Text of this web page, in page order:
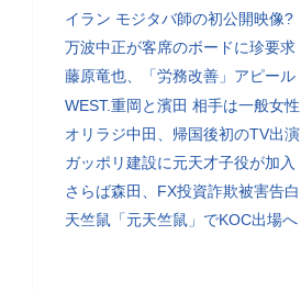
イラン モジタバ師の初公開映像?
万波中正が客席のボードに珍要求
藤原竜也、「労務改善」アピール
WEST.重岡と濱田 相手は一般女性
オリラジ中田、帰国後初のTV出演
ガッポリ建設に元天才子役が加入
さらば森田、FX投資詐欺被害告白
天竺鼠「元天竺鼠」でKOC出場へ